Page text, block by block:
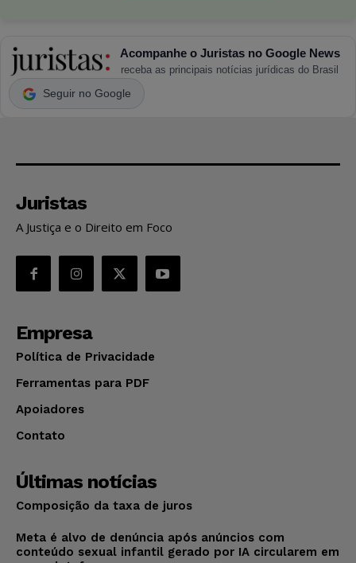
Acompanhe o Juristas no Google News
receba as principais notícias jurídicas do Brasil
Seguir no Google
Juristas
A Justiça e o Direito em Foco
Empresa
Política de Privacidade
Ferramentas para PDF
Apoiadores
Contato
Últimas notícias
Composição da taxa de juros
Meta é alvo de denúncia após anúncios com
conteúdo sexual infantil gerado por IA circularem em